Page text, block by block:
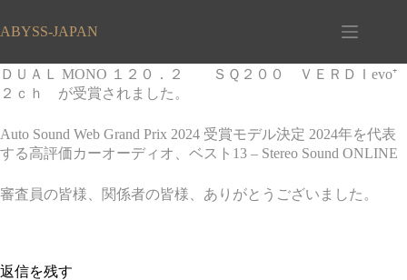
ン
ン
ツ
へ
キ
ッ
ABYSS-JAPAN
ＤＵＡＬ MONO １２０．２ ＳＱ２００ ＶＥＲＤＩevo⁺
２ｃｈ が受賞されました。
Auto Sound Web Grand Prix 2024 受賞モデル決定 2024年を代表
する高評価カーオーディオ、ベスト13 – Stereo Sound ONLINE
審査員の皆様、関係者の皆様、ありがとうございました。
返信を残す